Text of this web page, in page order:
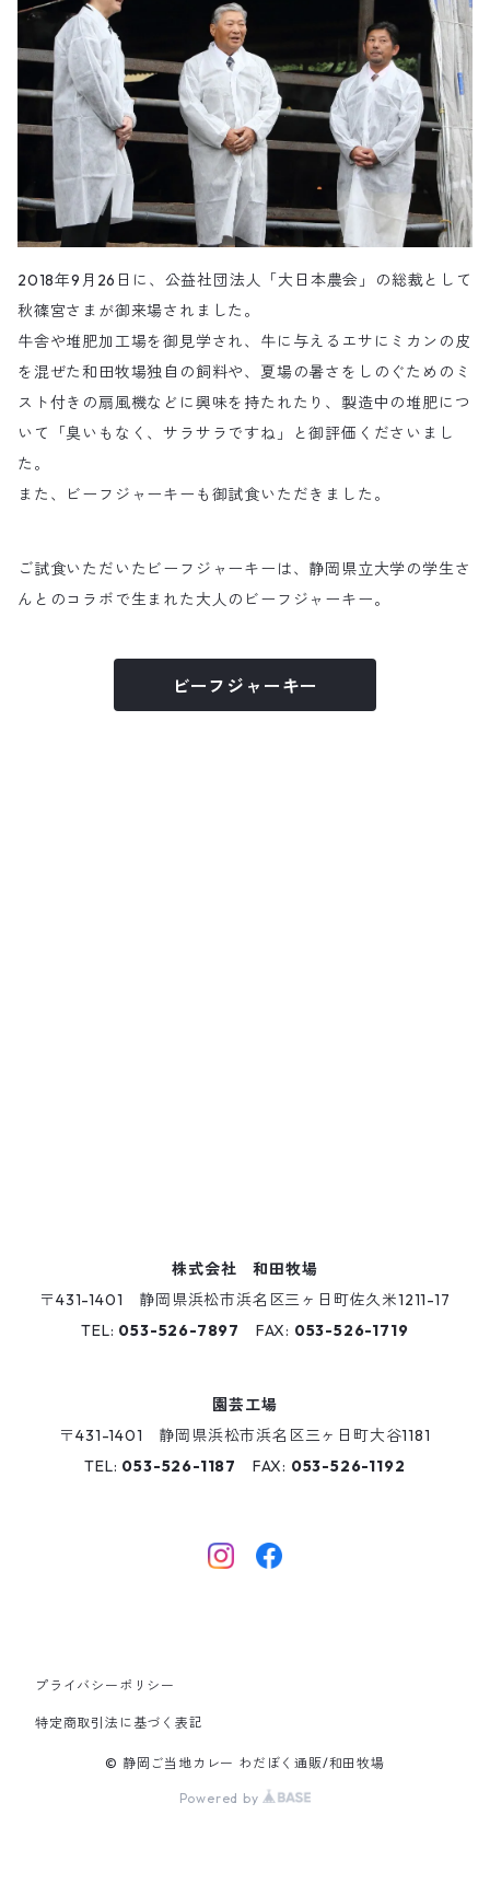
2018年9月26日に、公益社団法人「大日本農会」の総裁として
秋篠宮さまが御来場されました。
牛舎や堆肥加工場を御見学され、牛に与えるエサにミカンの皮
を混ぜた和田牧場独自の飼料や、夏場の暑さをしのぐためのミ
スト付きの扇風機などに興味を持たれたり、製造中の堆肥につ
いて「臭いもなく、サラサラですね」と御評価くださいまし
た。
また、ビーフジャーキーも御試食いただきました。
ご試食いただいたビーフジャーキーは、静岡県立大学の学生さ
んとのコラボで生まれた大人のビーフジャーキー。
ビーフジャーキー
株式会社 和田牧場
〒431-1401 静岡県浜松市浜名区三ヶ日町佐久米1211-17
TEL: 053-526-7897 FAX: 053-526-1719
園芸工場
〒431-1401 静岡県浜松市浜名区三ヶ日町大谷1181
TEL: 053-526-1187 FAX: 053-526-1192
プライバシーポリシー
特定商取引法に基づく表記
© 静岡ご当地カレー わだぼく通販/和田牧場
Powered by